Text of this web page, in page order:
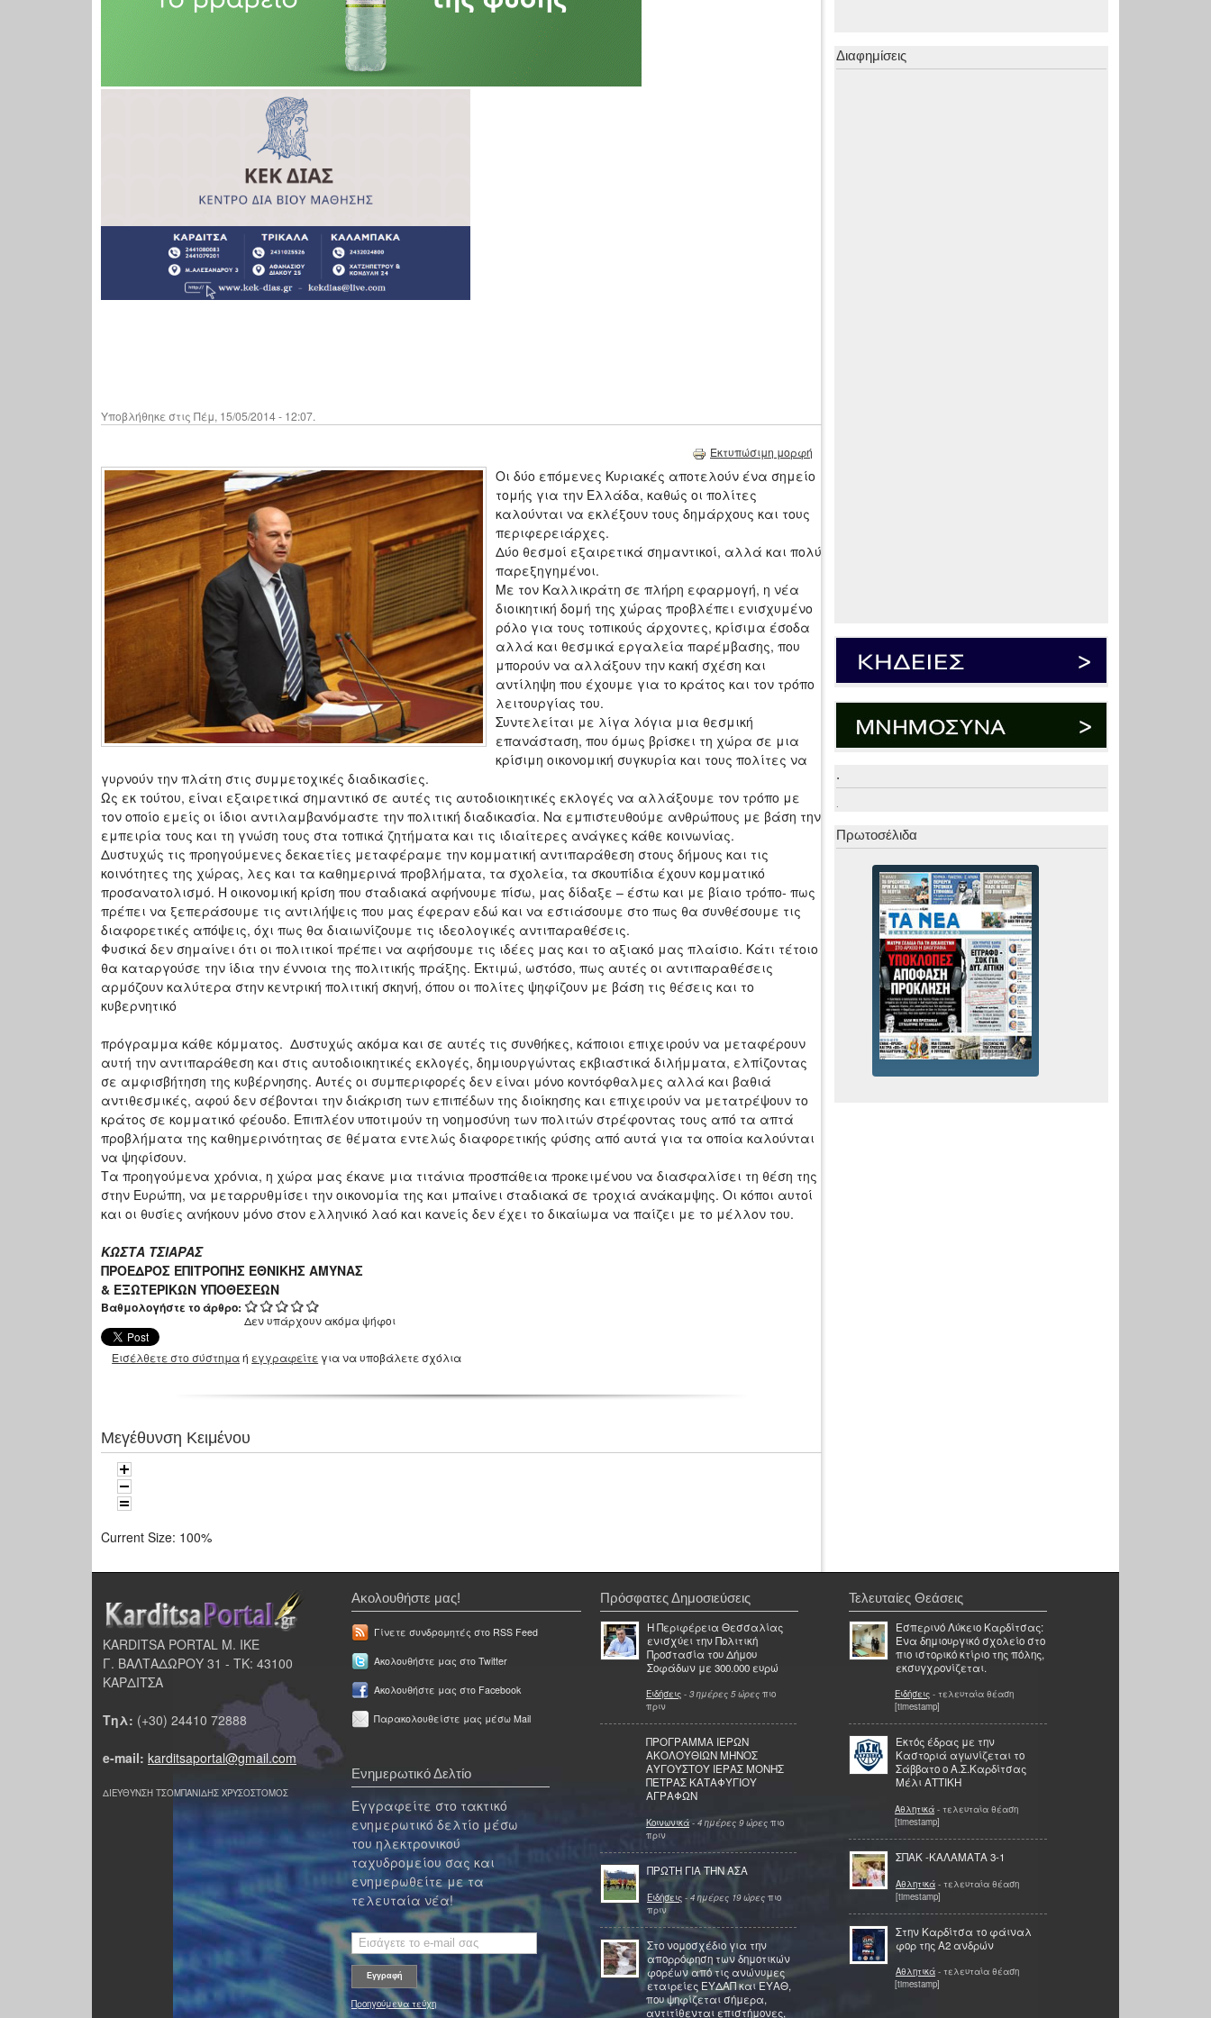
Υποβλήθηκε στις Πέμ, 15/05/2014 - 12:07.
Εκτυπώσιμη μορφή
Οι δύο επόμενες Κυριακές αποτελούν ένα σημείο
τομής για την Ελλάδα, καθώς οι πολίτες
καλούνται να εκλέξουν τους δημάρχους και τους
περιφερειάρχες.
Δύο θεσμοί εξαιρετικά σημαντικοί, αλλά και πολύ
παρεξηγημένοι.
Με τον Καλλικράτη σε πλήρη εφαρμογή, η νέα
διοικητική δομή της χώρας προβλέπει ενισχυμένο
ρόλο για τους τοπικούς άρχοντες, κρίσιμα έσοδα
αλλά και θεσμικά εργαλεία παρέμβασης, που
μπορούν να αλλάξουν την κακή σχέση και
αντίληψη που έχουμε για το κράτος και τον τρόπο
λειτουργίας του.
Συντελείται με λίγα λόγια μια θεσμική
επανάσταση, που όμως βρίσκει τη χώρα σε μια
κρίσιμη οικονομική συγκυρία και τους πολίτες να
γυρνούν την πλάτη στις συμμετοχικές διαδικασίες.
Ως εκ τούτου, είναι εξαιρετικά σημαντικό σε αυτές τις αυτοδιοικητικές εκλογές να αλλάξουμε τον τρόπο με
τον οποίο εμείς οι ίδιοι αντιλαμβανόμαστε την πολιτική διαδικασία. Να εμπιστευθούμε ανθρώπους με βάση την
εμπειρία τους και τη γνώση τους στα τοπικά ζητήματα και τις ιδιαίτερες ανάγκες κάθε κοινωνίας.
Δυστυχώς τις προηγούμενες δεκαετίες μεταφέραμε την κομματική αντιπαράθεση στους δήμους και τις
κοινότητες της χώρας, λες και τα καθημερινά προβλήματα, τα σχολεία, τα σκουπίδια έχουν κομματικό
προσανατολισμό. Η οικονομική κρίση που σταδιακά αφήνουμε πίσω, μας δίδαξε – έστω και με βίαιο τρόπο- πως
πρέπει να ξεπεράσουμε τις αντιλήψεις που μας έφεραν εδώ και να εστιάσουμε στο πως θα συνθέσουμε τις
διαφορετικές απόψεις, όχι πως θα διαιωνίζουμε τις ιδεολογικές αντιπαραθέσεις.
Φυσικά δεν σημαίνει ότι οι πολιτικοί πρέπει να αφήσουμε τις ιδέες μας και το αξιακό μας πλαίσιο. Κάτι τέτοιο
θα καταργούσε την ίδια την έννοια της πολιτικής πράξης. Εκτιμώ, ωστόσο, πως αυτές οι αντιπαραθέσεις
αρμόζουν καλύτερα στην κεντρική πολιτική σκηνή, όπου οι πολίτες ψηφίζουν με βάση τις θέσεις και το
κυβερνητικό
πρόγραμμα κάθε κόμματος. Δυστυχώς ακόμα και σε αυτές τις συνθήκες, κάποιοι επιχειρούν να μεταφέρουν
αυτή την αντιπαράθεση και στις αυτοδιοικητικές εκλογές, δημιουργώντας εκβιαστικά διλήμματα, ελπίζοντας
σε αμφισβήτηση της κυβέρνησης. Αυτές οι συμπεριφορές δεν είναι μόνο κοντόφθαλμες αλλά και βαθιά
αντιθεσμικές, αφού δεν σέβονται την διάκριση των επιπέδων της διοίκησης και επιχειρούν να μετατρέψουν το
κράτος σε κομματικό φέουδο. Επιπλέον υποτιμούν τη νοημοσύνη των πολιτών στρέφοντας τους από τα απτά
προβλήματα της καθημερινότητας σε θέματα εντελώς διαφορετικής φύσης από αυτά για τα οποία καλούνται
να ψηφίσουν.
Τα προηγούμενα χρόνια, η χώρα μας έκανε μια τιτάνια προσπάθεια προκειμένου να διασφαλίσει τη θέση της
στην Ευρώπη, να μεταρρυθμίσει την οικονομία της και μπαίνει σταδιακά σε τροχιά ανάκαμψης. Οι κόποι αυτοί
και οι θυσίες ανήκουν μόνο στον ελληνικό λαό και κανείς δεν έχει το δικαίωμα να παίζει με το μέλλον του.
ΚΩΣΤΑ ΤΣΙΑΡΑΣ
ΠΡΟΕΔΡΟΣ ΕΠΙΤΡΟΠΗΣ ΕΘΝΙΚΗΣ ΑΜΥΝΑΣ
& ΕΞΩΤΕΡΙΚΩΝ ΥΠΟΘΕΣΕΩΝ
Βαθμολογήστε το άρθρο:
Δεν υπάρχουν ακόμα ψήφοι
Εισέλθετε στο σύστημαή εγγραφείτε για να υποβάλετε σχόλια
Μεγέθυνση Κειμένου
Current Size: 100%
Διαφημίσεις
.
.
Πρωτοσέλιδα
KARDITSA PORTAL Μ. ΙΚΕ
Γ. ΒΑΛΤΑΔΩΡΟΥ 31 - ΤΚ: 43100
ΚΑΡΔΙΤΣΑ
Τηλ: (+30) 24410 72888
e-mail: karditsaportal@gmail.com
ΔΙΕΥΘΥΝΣΗ ΤΣΟΜΠΑΝΙΔΗΣ ΧΡΥΣΟΣΤΟΜΟΣ
Ακολουθήστε μας!
Γίνετε συνδρομητές στο RSS Feed
Ακολουθήστε μας στο Twitter
Ακολουθήστε μας στο Facebook
Παρακολουθείστε μας μέσω Mail
Ενημερωτικό Δελτίο
Εγγραφείτε στο τακτικό
ενημερωτικό δελτίο μέσω
του ηλεκτρονικού
ταχυδρομείου σας και
ενημερωθείτε με τα
τελευταία νέα!
Προηγούμενα τεύχη
Πρόσφατες Δημοσιεύσεις
Η Περιφέρεια Θεσσαλίας
ενισχύει την Πολιτική
Προστασία του Δήμου
Σοφάδων με 300.000 ευρώ
Ειδήσεις - 3 ημέρες 5 ώρες πιο
πριν
ΠΡΟΓΡΑΜΜΑ ΙΕΡΩΝ
ΑΚΟΛΟΥΘΙΩΝ ΜΗΝΟΣ
ΑΥΓΟΥΣΤΟΥ ΙΕΡΑΣ ΜΟΝΗΣ
ΠΕΤΡΑΣ ΚΑΤΑΦΥΓΙΟΥ
ΑΓΡΑΦΩΝ
Κοινωνικά - 4 ημέρες 9 ώρες πιο
πριν
ΠΡΩΤΗ ΓΙΑ ΤΗΝ ΑΣΑ
Ειδήσεις - 4 ημέρες 19 ώρες πιο
πριν
Στο νομοσχέδιο για την
απορρόφηση των δημοτικών
φορέων από τις ανώνυμες
εταιρείες ΕΥΔΑΠ και ΕΥΑΘ,
που ψηφίζεται σήμερα,
αντιτίθενται επιστήμονες,
Τελευταίες Θεάσεις
Εσπερινό Λύκειο Καρδίτσας:
Ένα δημιουργικό σχολείο στο
πιο ιστορικό κτίριο της πόλης,
εκσυγχρονίζεται.
Ειδήσεις - τελευταία θέαση
[timestamp]
Εκτός έδρας με την
Καστοριά αγωνίζεται το
Σάββατο ο Α.Σ.Καρδίτσας
Μέλι ΑΤΤΙΚΗ
Αθλητικά - τελευταία θέαση
[timestamp]
ΣΠΑΚ -ΚΑΛΑΜΑΤΑ 3-1
Αθλητικά - τελευταία θέαση
[timestamp]
Στην Καρδίτσα το φάιναλ
φορ της Α2 ανδρών
Αθλητικά - τελευταία θέαση
[timestamp]